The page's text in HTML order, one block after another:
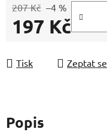
207 Kč –4 %
197 Kč
Tisk Zeptat se
Popis